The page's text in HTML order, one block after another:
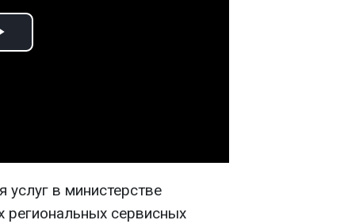
услуг в министерстве
сервисных